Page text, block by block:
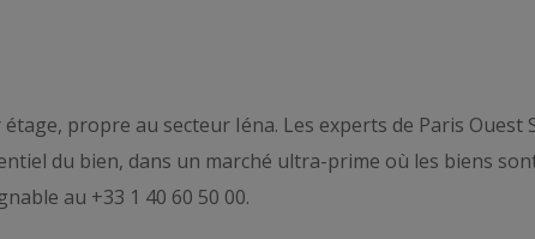
propre au secteur Iéna. Les experts de Paris Ouest
du bien, dans un marché ultra-prime où les biens
au +33 1 40 60 50 00.